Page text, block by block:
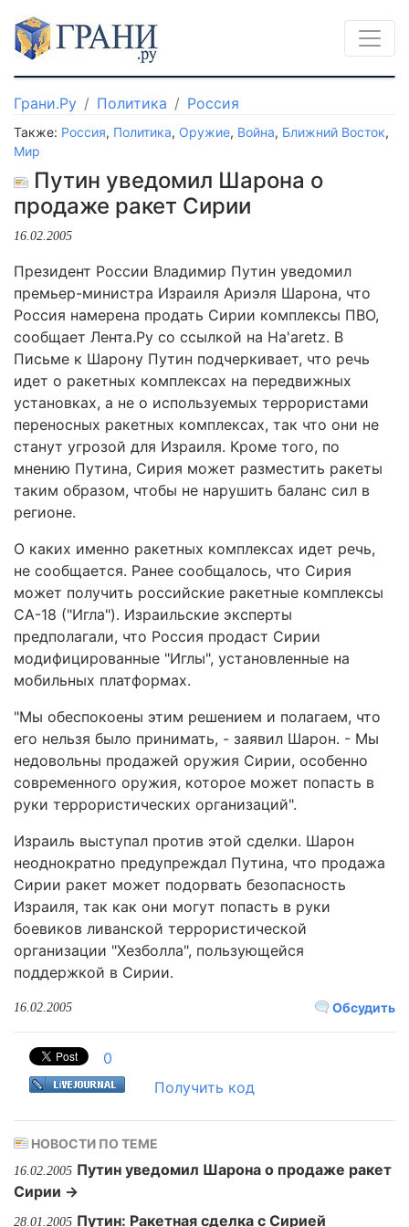
Грани.Ру Политика Россия
Также: Россия, Политика, Оружие, Война, Ближний Восток,
Мир
Путин уведомил Шарона о
продаже ракет Сирии
16.02.2005
Президент России Владимир Путин уведомил
премьер-министра Израиля Ариэля Шарона, что
Россия намерена продать Сирии комплексы ПВО,
сообщает Лента.Ру со ссылкой на Ha'aretz. В
Письме к Шарону Путин подчеркивает, что речь
идет о ракетных комплексах на передвижных
установках, а не о используемых террористами
переносных ракетных комплексах, так что они не
станут угрозой для Израиля. Кроме того, по
мнению Путина, Сирия может разместить ракеты
таким образом, чтобы не нарушить баланс сил в
регионе.
О каких именно ракетных комплексах идет речь,
не сообщается. Ранее сообщалось, что Сирия
может получить российские ракетные комплексы
СА-18 ("Игла"). Израильские эксперты
предполагали, что Россия продаст Сирии
модифицированные "Иглы", установленные на
мобильных платформах.
"Мы обеспокоены этим решением и полагаем, что
его нельзя было принимать, - заявил Шарон. - Мы
недовольны продажей оружия Сирии, особенно
современного оружия, которое может попасть в
руки террористических организаций".
Израиль выступал против этой сделки. Шарон
неоднократно предупреждал Путина, что продажа
Сирии ракет может подорвать безопасность
Израиля, так как они могут попасть в руки
боевиков ливанской террористической
организации "Хезболла", пользующейся
поддержкой в Сирии.
Обсудить
16.02.2005
0
Получить код
НОВОСТИ ПО ТЕМЕ
16.02.2005 Путин уведомил Шарона о продаже ракет
Сирии →
28.01.2005 Путин: Ракетная сделка с Сирией